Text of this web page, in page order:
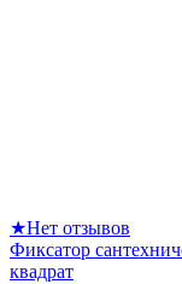
★Нет отзывов
Фиксатор
квадрат